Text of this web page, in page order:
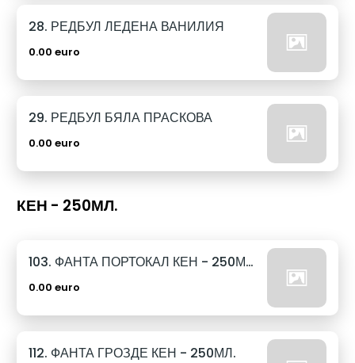
28. РЕДБУЛ ЛЕДЕНА ВАНИЛИЯ
0.00 euro
29. РЕДБУЛ БЯЛА ПРАСКОВА
0.00 euro
КЕН - 250МЛ.
103. ФАНТА ПОРТОКАЛ КЕН - 250МЛ.
0.00 euro
112. ФАНТА ГРОЗДЕ КЕН - 250МЛ.